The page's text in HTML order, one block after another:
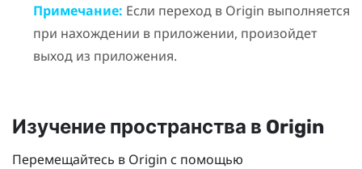
Примечание: Если переход в Origin выполняется
при нахождении в приложении, произойдет
выход из приложения.
Изучение пространства в Origin
Перемещайтесь в Origin с помощью